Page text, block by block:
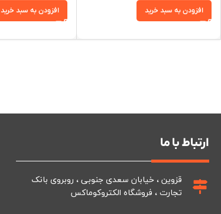
افزودن به سبد خرید افزودن به سبد خرید
ارتباط با ما
قزوین ، خیابان سعدی جنوبی ، روبروی بانک
تجارت ، فروشگاه الکتروکوماکس